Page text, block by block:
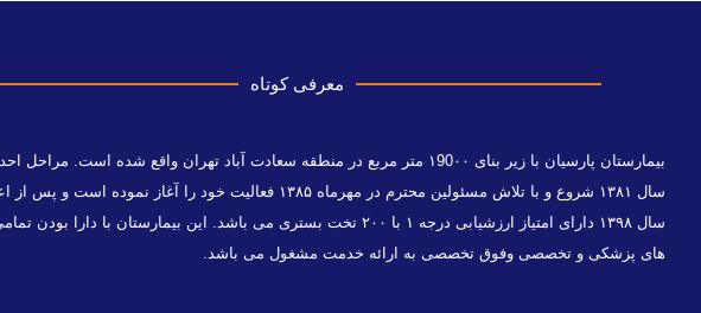
معرفی کوتاه
بیمارستان پارسیان با زیر بنای ۱90۰۰ متر مربع در منطقه سعادت آباد تهران واقع شده است.
سال ۱۳۸۱ شروع و با تلاش مسئولین محترم در مهرماه ۱۳۸۵ فعالیت خود را آغاز نموده
سال ۱۳۹۸ دارای امتیاز ارزشیابی درجه ۱ با ۲۰۰ تخت بستری می باشد. این بیمارستان با دارا
های پزشکی و تخصصی وفوق تخصصی به ارائه خدمت مشغول می باشد.